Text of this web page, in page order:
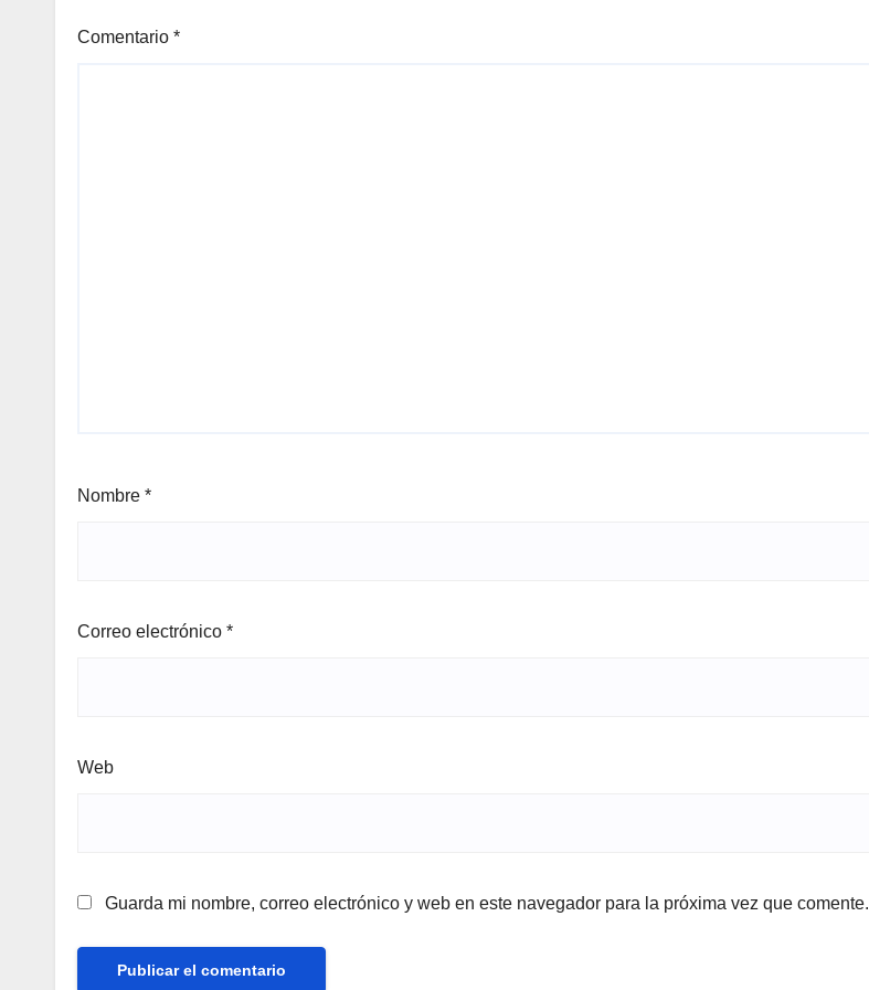
Comentario *
Nombre *
Correo electrónico *
Web
Guarda mi nombre, correo electrónico y web en este navegador para la próxima vez que comente.